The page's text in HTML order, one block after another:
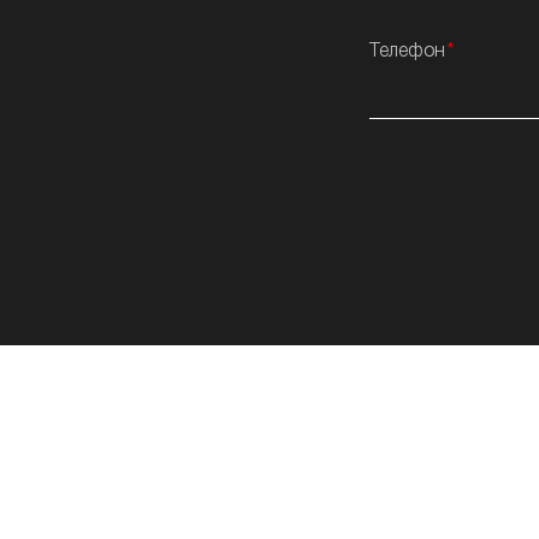
Телефон